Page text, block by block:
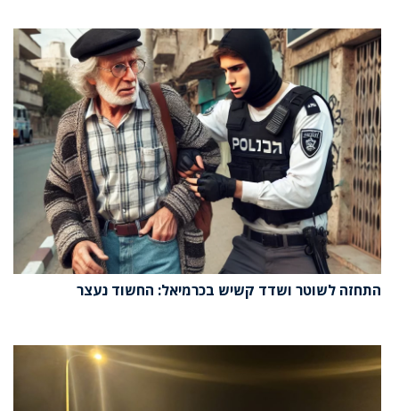
התחזה לשוטר ושדד קשיש בכרמיאל: החשוד נעצר